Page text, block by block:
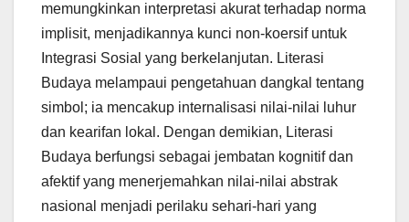
memungkinkan interpretasi akurat terhadap norma
implisit, menjadikannya kunci non-koersif untuk
Integrasi Sosial yang berkelanjutan. Literasi
Budaya melampaui pengetahuan dangkal tentang
simbol; ia mencakup internalisasi nilai-nilai luhur
dan kearifan lokal. Dengan demikian, Literasi
Budaya berfungsi sebagai jembatan kognitif dan
afektif yang menerjemahkan nilai-nilai abstrak
nasional menjadi perilaku sehari-hari yang